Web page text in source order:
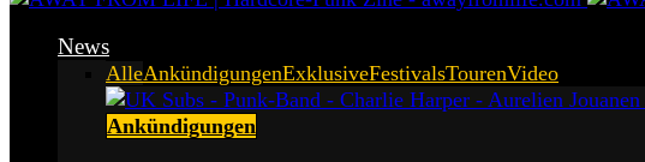
News
AlleAnkündigungenExklusiveFestivalsTourenVideo
Ankündigungen